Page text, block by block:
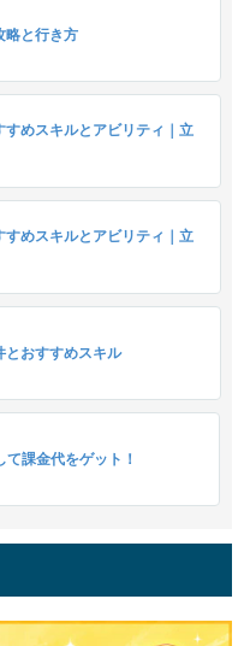
略と行き方
すめスキルとアビリティ｜立
すめスキルとアビリティ｜立
とおすすめスキル
課金代をゲット！